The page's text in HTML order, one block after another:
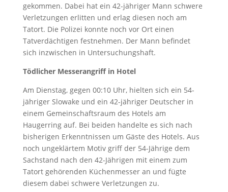
gekommen. Dabei hat ein 42-jähriger Mann schwere
Verletzungen erlitten und erlag diesen noch am
Tatort. Die Polizei konnte noch vor Ort einen
Tatverdächtigen festnehmen. Der Mann befindet
sich inzwischen in Untersuchungshaft.
Tödlicher Messerangriff in Hotel
Am Dienstag, gegen 00:10 Uhr, hielten sich ein 54-
jähriger Slowake und ein 42-jähriger Deutscher in
einem Gemeinschaftsraum des Hotels am
Haugerring auf. Bei beiden handelte es sich nach
bisherigen Erkenntnissen um Gäste des Hotels. Aus
noch ungeklärtem Motiv griff der 54-Jährige dem
Sachstand nach den 42-Jährigen mit einem zum
Tatort gehörenden Küchenmesser an und fügte
diesem dabei schwere Verletzungen zu.